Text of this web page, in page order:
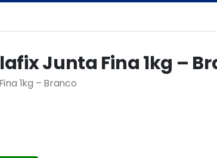
Junta Fina 1kg –
1kg – Branco